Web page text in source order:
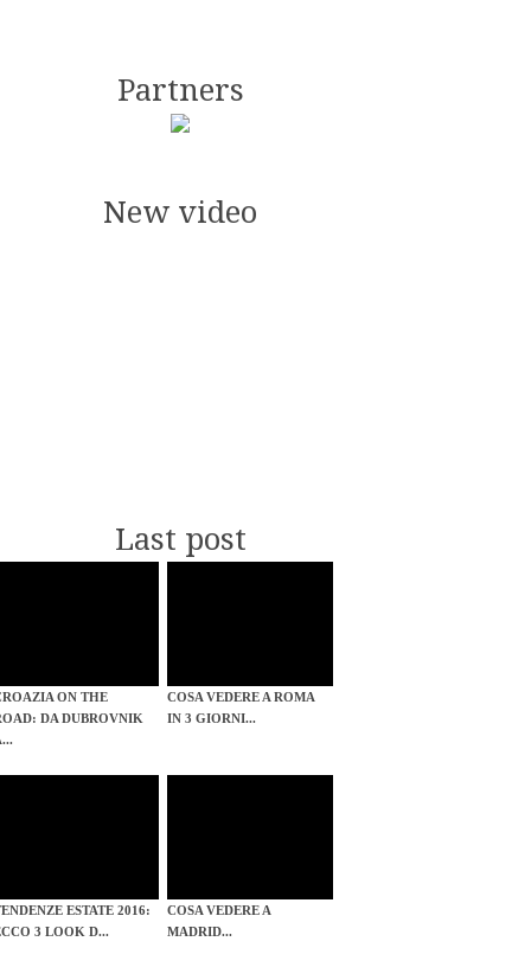
Partners
New video
Last post
ON THE
DA DUBROVNIK
COSA VEDERE A ROMA
IN 3 GIORNI...
ESTATE 2016:
3 LOOK D...
COSA VEDERE A
MADRID...